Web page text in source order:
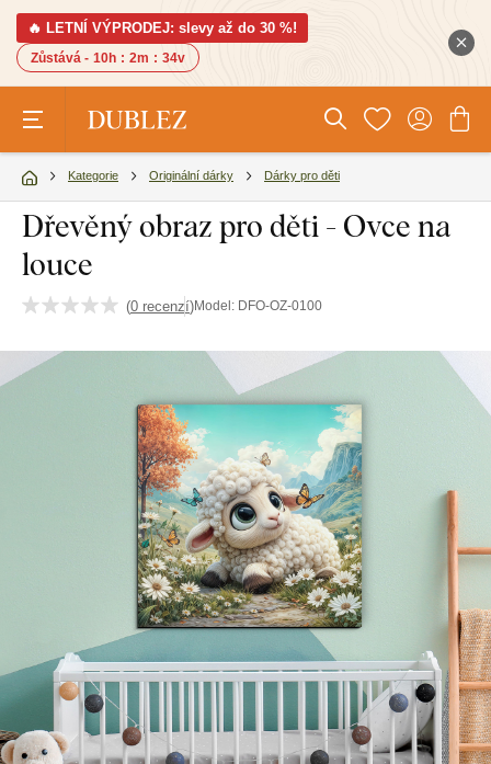
🔥 LETNÍ VÝPRODEJ: slevy až do 30 %!
Zůstává - 10h : 2m : 34v
Kategorie Originální dárky Dárky pro děti
Dřevěný obraz pro děti - Ovce na
louce
(0 recenzí)Model: DFO-OZ-0100